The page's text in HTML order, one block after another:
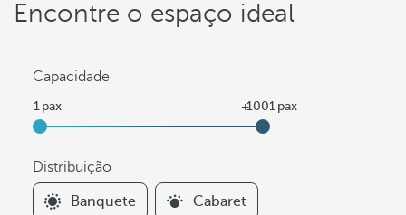
Encontre o espaço ideal
Capacidade
Distribuição
F
Banquete Cabaret